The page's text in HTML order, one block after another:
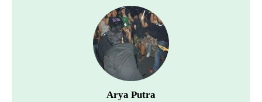
Arya Putra